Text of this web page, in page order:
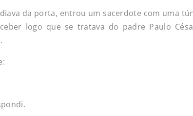
da porta, entrou um sacerdote com uma
logo que se tratava do padre Paulo